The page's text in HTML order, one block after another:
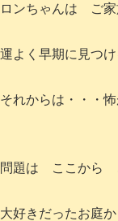
ロンちゃんは ご家
運よく早期に見つけ
それからは・・・
問題は ここから
大好きだったお庭